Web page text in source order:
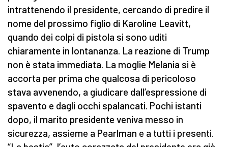
intrattenendo il presidente, cercando di predire il
nome del prossimo figlio di Karoline Leavitt,
quando dei colpi di pistola si sono uditi
chiaramente in lontananza. La reazione di Trump
non è stata immediata. La moglie Melania si è
accorta per prima che qualcosa di pericoloso
stava avvenendo, a giudicare dall’espressione di
spavento e dagli occhi spalancati. Pochi istanti
dopo, il marito presidente veniva messo in
sicurezza, assieme a Pearlman e a tutti i presenti.